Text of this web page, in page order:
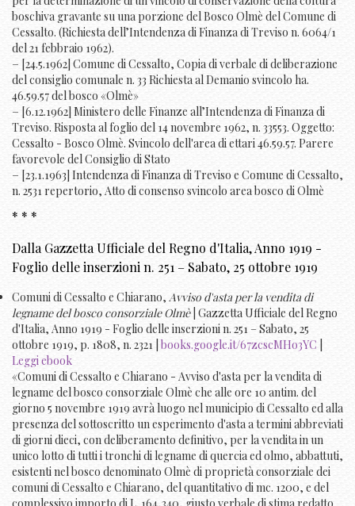
boschiva gravante su una porzione del Bosco Olmè del Comune di
Cessalto. (Richiesta dell’Intendenza di Finanza di Treviso n. 6064/1
del 21 febbraio 1962).
− [24.5.1962] Comune di Cessalto, Copia di verbale di deliberazione
del consiglio comunale n. 33 Richiesta al Demanio svincolo ha.
46.59.57 del bosco «Olmè»
− [6.12.1962] Ministero delle Finanze all’Intendenza di Finanza di
Treviso. Risposta al foglio del 14 novembre 1962, n. 33553. Oggetto:
Cessalto - Bosco Olmè. Svincolo dell'area di ettari 46.59.57. Parere
favorevole del Consiglio di Stato
− [23.1.1963] Intendenza di Finanza di Treviso e Comune di Cessalto,
n. 2531 repertorio, Atto di consenso svincolo area bosco di Olmè
* * *
Dalla Gazzetta Ufficiale del Regno d'Italia, Anno 1919 -
Foglio delle inserzioni n. 251 – Sabato, 25 ottobre 1919
Comuni di Cessalto e Chiarano, Avviso d'asta per la vendita di
legname del bosco consorziale Olmè| Gazzetta Ufficiale del Regno
d'Italia, Anno 1919 - Foglio delle inserzioni n. 251 – Sabato, 25
ottobre 1919, p. 1808, n. 2321 | books.google.it/67zcscMHo3YC
Leggi ebook
«Comuni di Cessalto e Chiarano - Avviso d'asta per la vendita di
legname del bosco consorziale Olmè che alle ore 10 antim. del
giorno 5 novembre 1919 avrà luogo nel municipio di Cessalto ed alla
presenza del sottoscritto un esperimento d'asta a termini abbreviati
di giorni dieci, con deliberamento definitivo, per la vendita in un
unico lotto di tutti i tronchi di legname di quercia ed olmo, abbattuti,
esistenti nel bosco denominato Olmè di proprietà consorziale dei
comuni di Cessalto e Chiarano, del quantitativo di mc. 1200, e del